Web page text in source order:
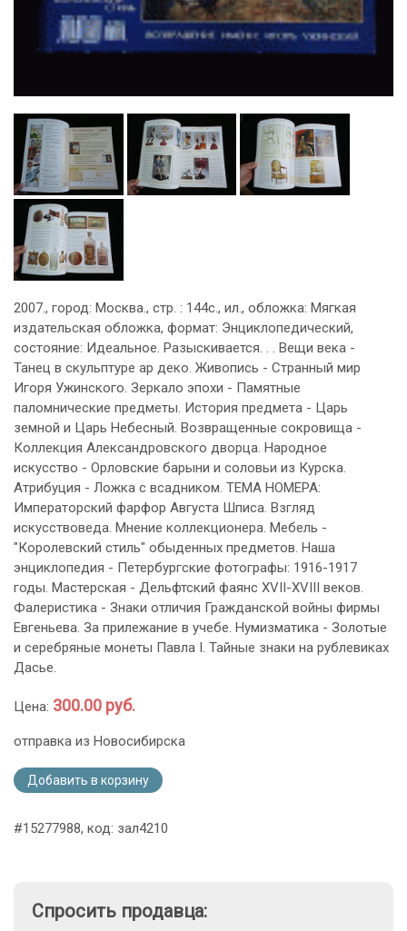
2007., город: Москва., стр. : 144с., ил., обложка: Мягкая
издательская обложка, формат: Энциклопедический,
состояние: Идеальное. Разыскивается. . . Вещи века -
Танец в скульптуре ар деко. Живопись - Странный мир
Игоря Ужинского. Зеркало эпохи - Памятные
паломнические предметы. История предмета - Царь
земной и Царь Небесный. Возвращенные сокровища -
Коллекция Александровского дворца. Народное
искусство - Орловские барыни и соловьи из Курска.
Атрибуция - Ложка с всадником. ТЕМА НОМЕРА:
Императорский фарфор Августа Шписа. Взгляд
искусствоведа. Мнение коллекционера. Мебель -
"Королевский стиль" обыденных предметов. Наша
энциклопедия - Петербургские фотографы: 1916-1917
годы. Мастерская - Дельфтский фаянс XVII-XVIII веков.
Фалеристика - Знаки отличия Гражданской войны фирмы
Евгеньева. За прилежание в учебе. Нумизматика - Золотые
и серебряные монеты Павла I. Тайные знаки на рублевиках
Дасье.
Цена: 300.00 руб.
отправка из Новосибирска
Добавить в корзину
#15277988, код: зал4210
Спросить продавца: